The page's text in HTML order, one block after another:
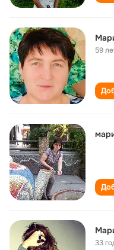
59
33